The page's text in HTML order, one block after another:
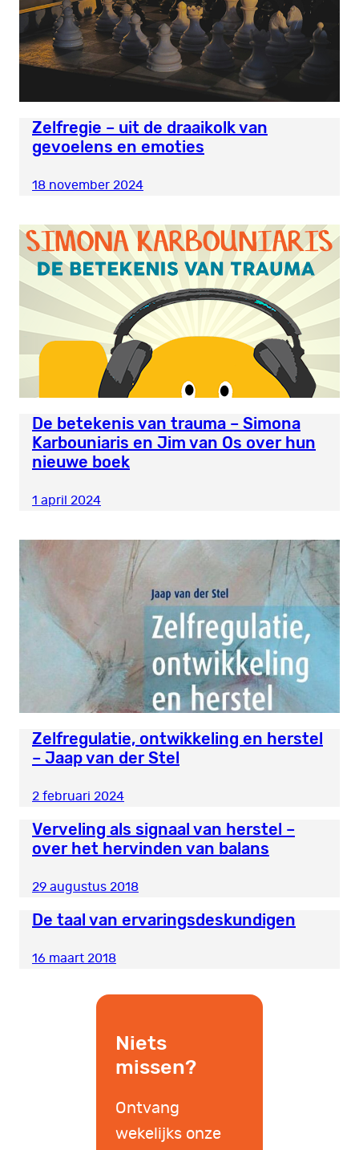
Zelfregie – uit de draaikolk van
gevoelens en emoties
18 november 2024
De betekenis van trauma – Simona
Karbouniaris en Jim van Os over hun
nieuwe boek
1 april 2024
Zelfregulatie, ontwikkeling en herstel
– Jaap van der Stel
2 februari 2024
Verveling als signaal van herstel –
over het hervinden van balans
29 augustus 2018
De taal van ervaringsdeskundigen
16 maart 2018
Niets
missen?
Ontvang
wekelijks onze